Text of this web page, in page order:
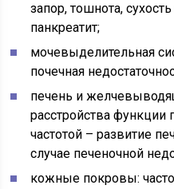
запор, тошнота,
панкреатит;
мочевыделительная
почечная
печень и
расстройства функции
частотой – развитие
случае печеночной
кожные покровы: